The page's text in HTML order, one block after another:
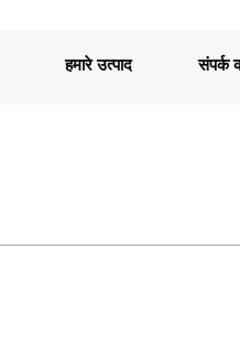
हमारे उत्पाद संपर्क